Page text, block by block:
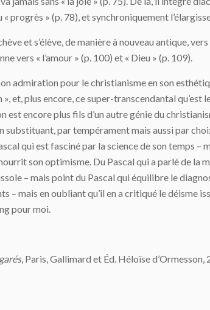
« progrès » (p. 78), et synchroniquement
et s’élève, de manière à nouveau antique,
vers « l’amour » (p. 100) et « Dieu » (p. 109).
admiration pour le christianisme en son
et, plus encore, ce super-transcendantal
est encore plus fils d’un autre génie du
substituant, par tempérament mais aussi par
qui est fasciné par la science de son temps
son optimisme. Du Pascal qui a parlé de la
– mais point du Pascal qui équilibre le
– mais en oubliant qu’il en a critiqué le
pour moi.
, Paris, Gallimard et Éd. Héloïse d’Ormesson,